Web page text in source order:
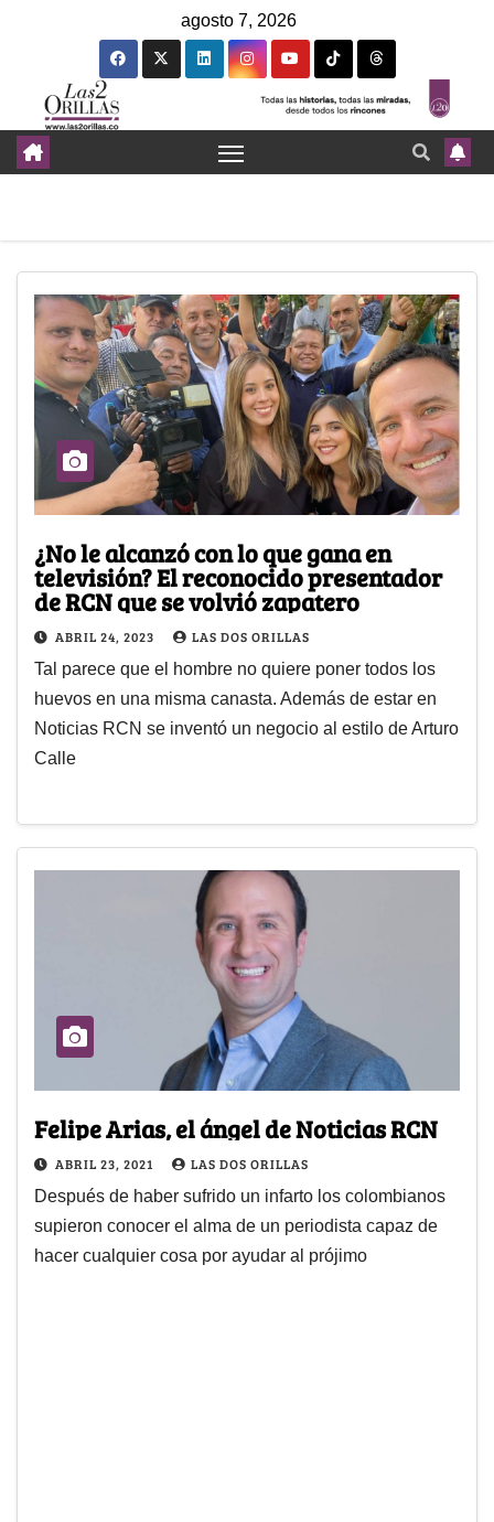
agosto 7, 2026
¿No le alcanzó con lo que gana en
televisión? El reconocido presentador
de RCN que se volvió zapatero
ABRIL 24, 2023 LAS DOS ORILLAS
Tal parece que el hombre no quiere poner todos los
huevos en una misma canasta. Además de estar en
Noticias RCN se inventó un negocio al estilo de Arturo
Calle
Felipe Arias, el ángel de Noticias RCN
ABRIL 23, 2021 LAS DOS ORILLAS
Después de haber sufrido un infarto los colombianos
supieron conocer el alma de un periodista capaz de
hacer cualquier cosa por ayudar al prójimo